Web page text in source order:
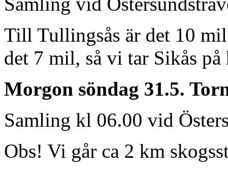
Till Tullingsås är det 10
det 7 mil, så vi tar Sikås på
Morgon söndag 31.5.
Samling kl 06.00 vid
Obs! Vi går ca 2 km